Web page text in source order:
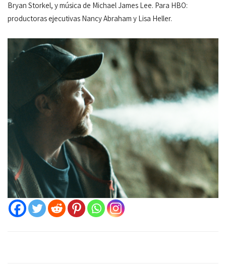
Bryan Storkel, y música de Michael James Lee. Para HBO:
productoras ejecutivas Nancy Abraham y Lisa Heller.